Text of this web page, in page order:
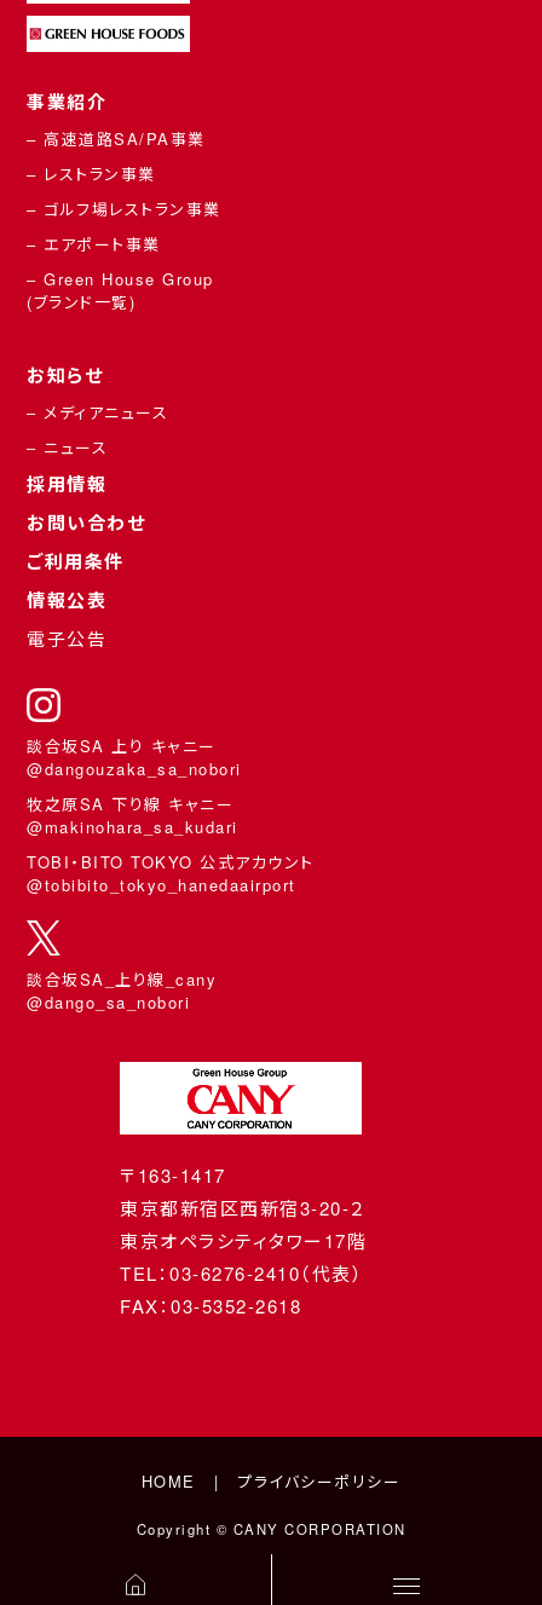
〒163-1417
東京都新宿区西新宿3-20-２
東京オペラシティタワー17階
TEL：03-6276-2410（代表）
FAX：03-5352-2618
事業紹介
– 高速道路SA/PA事業
– レストラン事業
– ゴルフ場レストラン事業
– エアポート事業
– Green House Group
(ブランド一覧)
お知らせ
– メディアニュース
– ニュース
採用情報
お問い合わせ
ご利用条件
情報公表
電子公告
談合坂SA 上り キャニー
@dangouzaka_sa_nobori
牧之原SA 下り線 キャニー
@makinohara_sa_kudari
TOBI・BITO TOKYO 公式アカウント
@tobibito_tokyo_hanedaairport
談合坂SA_上り線_cany
@dango_sa_nobori
HOME プライバシーポリシー
Copyright © CANY CORPORATION